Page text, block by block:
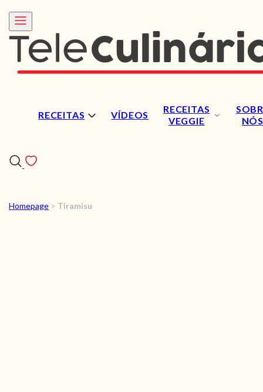
RECEITAS VÍDEOS
RECEITAS
VEGGIE
NÓS
Homepage > Tiramisu